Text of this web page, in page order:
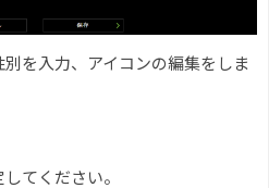
を入力、アイコンの編集をしま
てください。